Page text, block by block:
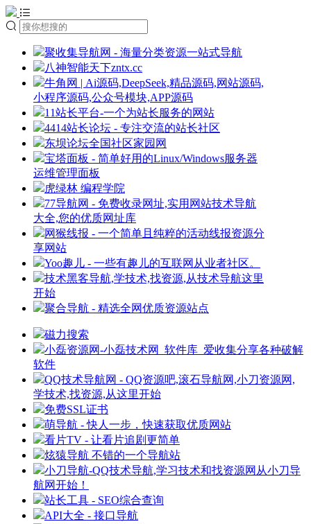
聚收集导航网 - 海量分类资源一站式导航
八神智能天下zntx.cc
牛角网 | Ai源码,DeepSeek,精品源码,网站源码,
小程序源码,公众号模块,APP源码
11站长平台-一个为站长服务的网站
4414站长论坛 - 专注交流的站长社区
东坝论坛全国社区家园网
宝塔面板 - 简单好用的Linux/Windows服务器
运维管理面板
虎绿林 编程学院
77导航网 - 免费收录网址,实用网站技术导航
大全,您的优质网址库
网猴线报 - 一个简单且纯粹的活动线报资源分
享网站
Yoo趣儿 - 一些有趣儿的互联网从业者社区。
技术黑客导航,学技术,找资源,从技术导航这里
开始
聚合导航 - 精选全网优质资源站点
磁力搜索
小磊资源网-小磊技术网_软件库_爱收集分享各种破解
软件
QQ技术导航网 - QQ资源吧,滚石导航网,小刀资源网,
学技术,找资源,从这里开始
免费SSL证书
萌导航 - 快人一步，快速获取优质网站
看片TV - 让看片追剧更简单
炫猿导航 不错的一个导航站
小刀导航-QQ技术导航,学习技术和找资源网从小刀导
航网开始！
站长工具 - SEO综合查询
API大全 - 接口导航